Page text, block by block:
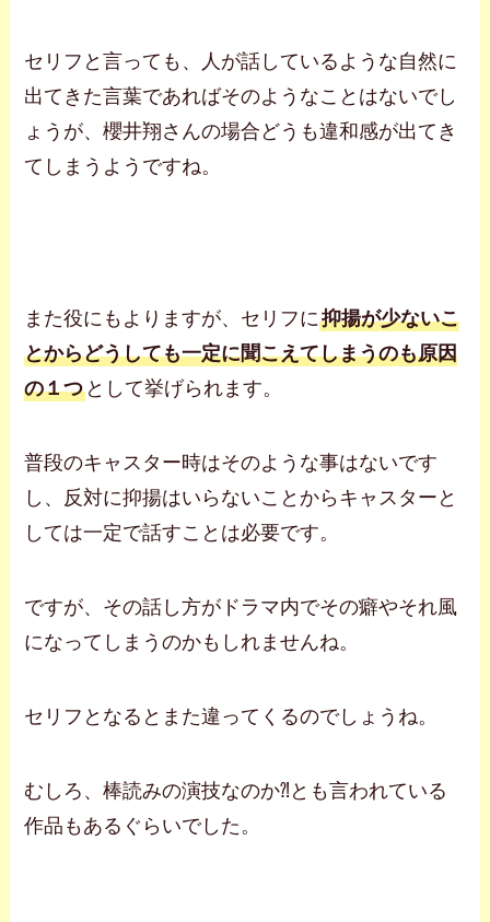
セリフと言っても、人が話しているような自然に
出てきた言葉であればそのようなことはないでし
ょうが、櫻井翔さんの場合どうも違和感が出てき
てしまうようですね。
また役にもよりますが、セリフに抑揚が少ないこ
とからどうしても一定に聞こえてしまうのも原因
の１つ として挙げられます。
普段のキャスター時はそのような事はないです
し、反対に抑揚はいらないことからキャスターと
しては一定で話すことは必要です。
ですが、その話し方がドラマ内でその癖やそれ風
になってしまうのかもしれませんね。
セリフとなるとまた違ってくるのでしょうね。
むしろ、棒読みの演技なのか⁈とも言われている
作品もあるぐらいでした。